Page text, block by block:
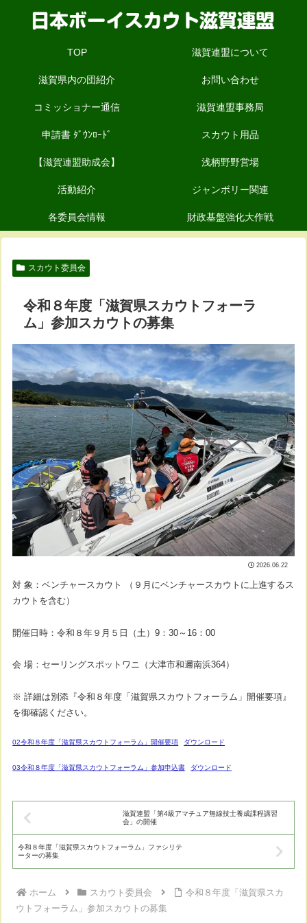
TOP 滋賀連盟について
滋賀県内の団紹介 お問い合わせ
コミッショナー通信 滋賀連盟事務局
申請書 ﾀﾞｳﾝﾛｰﾄﾞ スカウト用品
【滋賀連盟助成会】 浅柄野野営場
活動紹介 ジャンボリー関連
各委員会情報 財政基盤強化大作戦
スカウト委員会
令和８年度「滋賀県スカウトフォーラ
ム」参加スカウトの募集
2026.06.22
対 象：ベンチャースカウト （９月にベンチャースカウトに上進するス
カウトを含む）
開催日時：令和８年９月５日（土）9：30～16：00
会 場：セーリングスポットワニ（大津市和邇南浜364）
※ 詳細は別添『令和８年度「滋賀県スカウトフォーラム」開催要項』
を御確認ください。
02令和８年度「滋賀県スカウトフォーラム」開催要項 ダウンロード
03令和８年度「滋賀県スカウトフォーラム」参加申込書 ダウンロード
滋賀連盟「第4級アマチュア無線技士養成課程講習
会」の開催
令和８年度「滋賀県スカウトフォーラム」ファシリテ
ーターの募集
ホーム スカウト委員会
令和８年度「滋賀県スカ
ウトフォーラム」参加スカウトの募集